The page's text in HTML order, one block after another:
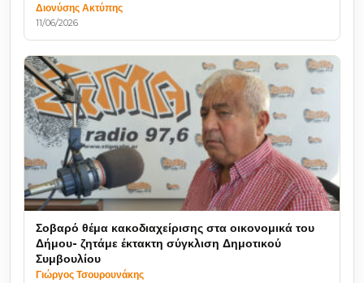
Διονύσης Ακτύπης
11/06/2026
Σοβαρό θέμα κακοδιαχείρισης στα οικονομικά του
Δήμου- ζητάμε έκτακτη σύγκλιση Δημοτικού
Συμβουλίου
Γιώργος Τσουρουνάκης